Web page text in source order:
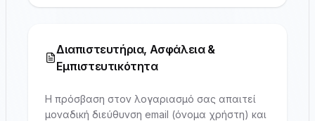
Διαπιστευτήρια, Ασφάλεια &
Εμπιστευτικότητα
Η πρόσβαση στον λογαριασμό σας απαιτεί
μοναδική διεύθυνση email (όνομα χρήστη) και